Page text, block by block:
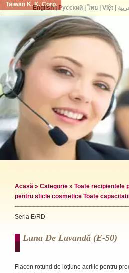
Taiwan K. K. Corp.
Acasă » Categorie » Toate recipientele
pentru sticle cosmetice Toate
Seria E/RD
Luna De Lavandă (e-50)
Flacon rotund de loțiune acrilic pentru
English| Русский| ไทย| Việt|